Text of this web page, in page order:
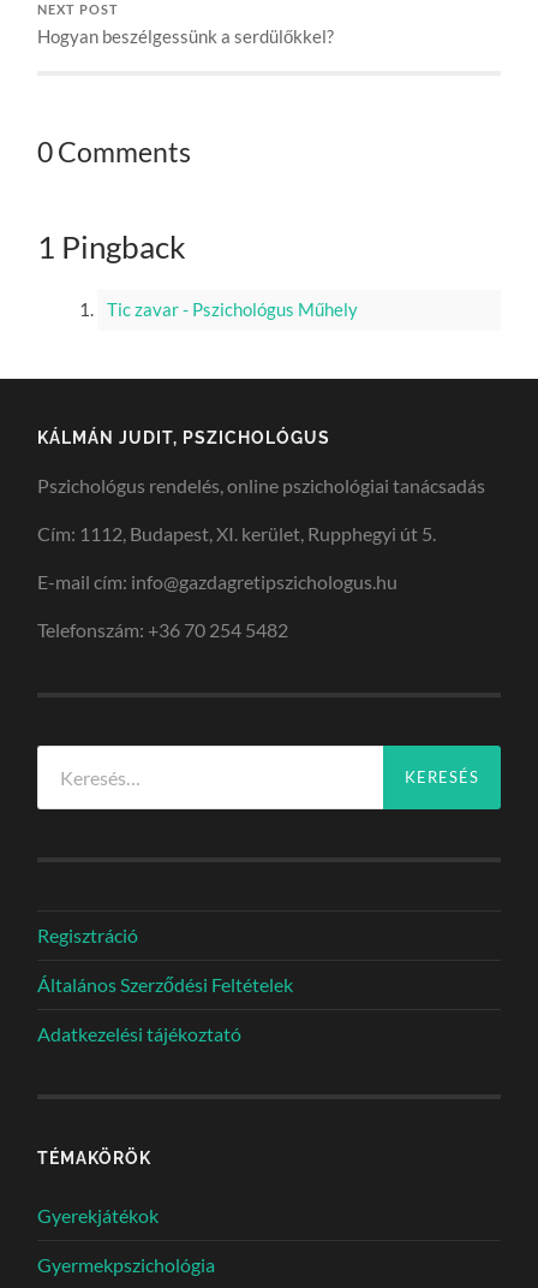
NEXT POST
Hogyan beszélgessünk a serdülőkkel?
0 Comments
1 Pingback
Tic zavar - Pszichológus Műhely
KÁLMÁN JUDIT, PSZICHOLÓGUS
Pszichológus rendelés, online pszichológiai tanácsadás
Cím: 1112, Budapest, XI. kerület, Rupphegyi út 5.
E-mail cím: info@gazdagretipszichologus.hu
Telefonszám: +36 70 254 5482
Regisztráció
Általános Szerződési Feltételek
Adatkezelési tájékoztató
TÉMAKÖRÖK
Gyerekjátékok
Gyermekpszichológia